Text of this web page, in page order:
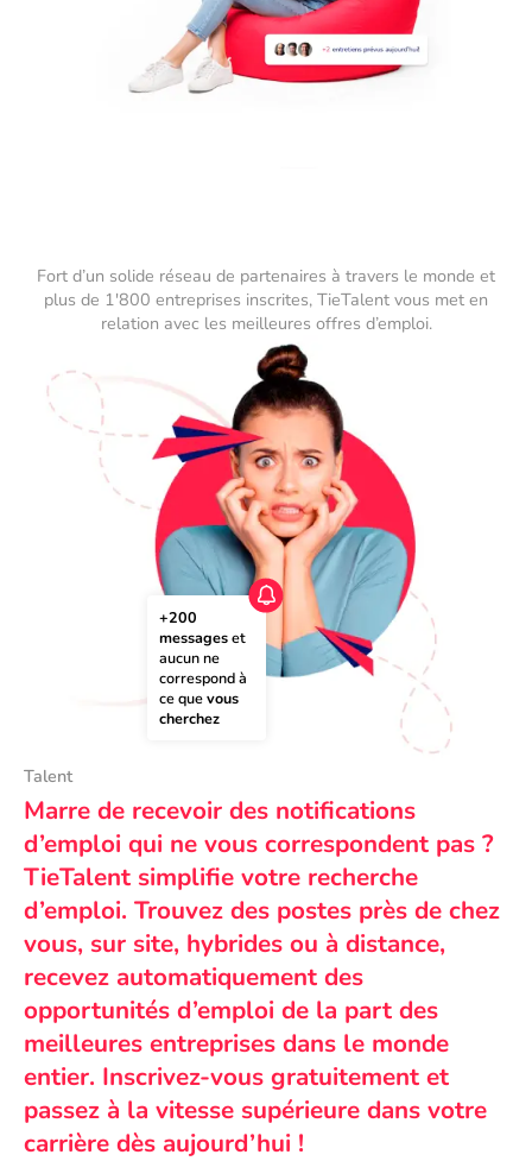
Fort d’un solide réseau de partenaires à travers le monde et
plus de 1'800 entreprises inscrites, TieTalent vous met en
relation avec les meilleures offres d’emploi.
+200
messages et
aucun ne
correspond à
ce que vous
cherchez
Talent
Marre de recevoir des notifications
d’emploi qui ne vous correspondent pas ?
TieTalent simplifie votre recherche
d’emploi. Trouvez des postes près de chez
vous, sur site, hybrides ou à distance,
recevez automatiquement des
opportunités d’emploi de la part des
meilleures entreprises dans le monde
entier. Inscrivez-vous gratuitement et
passez à la vitesse supérieure dans votre
carrière dès aujourd’hui !